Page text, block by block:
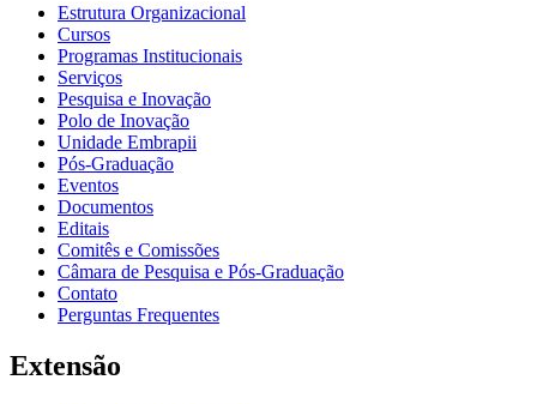
Estrutura Organizacional
Cursos
Programas Institucionais
Serviços
Pesquisa e Inovação
Polo de Inovação
Unidade Embrapii
Pós-Graduação
Eventos
Documentos
Editais
Comitês e Comissões
Câmara de Pesquisa e Pós-Graduação
Contato
Perguntas Frequentes
Extensão